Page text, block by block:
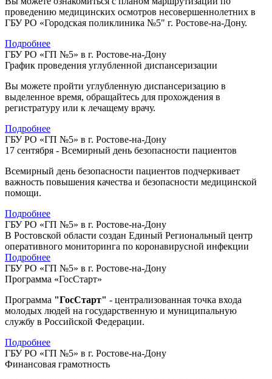
проведению медицинских осмотров несовершеннолетних в
ГБУ РО «Городская поликлиника №5" г. Ростове-на-Дону.
Подробнее
ГБУ РО «ГП №5» в г. Ростове-на-Дону
График проведения углубленной диспансеризации
Вы можете пройти углубленную диспансеризацию в
выделенное время, обращайтесь для прохождения в
регистратуру или к лечащему врачу.
Подробнее
ГБУ РО «ГП №5» в г. Ростове-на-Дону
17 сентября - Всемирный день безопасности пациентов
Всемирный день безопасности пациентов подчеркивает
важность повышения качества и безопасности медицинской
помощи.
Подробнее
ГБУ РО «ГП №5» в г. Ростове-на-Дону
В Ростовской области создан Единый Региональный центр
оперативного мониторинга по коронавирусной инфекции
Подробнее
ГБУ РО «ГП №5» в г. Ростове-на-Дону
Программа «ГосСтарт»
Программа "ГосСтарт" - централизованная точка входа
молодых людей на государственную и муниципальную
службу в Российской Федерации.
Подробнее
ГБУ РО «ГП №5» в г. Ростове-на-Дону
Финансовая грамотность